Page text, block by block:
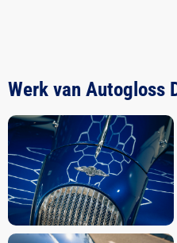
Werk van Autogloss